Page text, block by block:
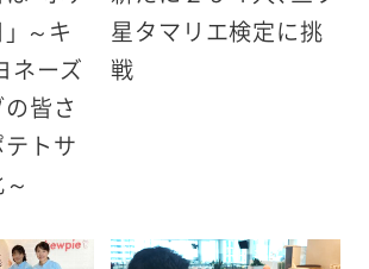
～キ
ネーズ
皆さ
トサ
星タマリエ検定に挑
戦